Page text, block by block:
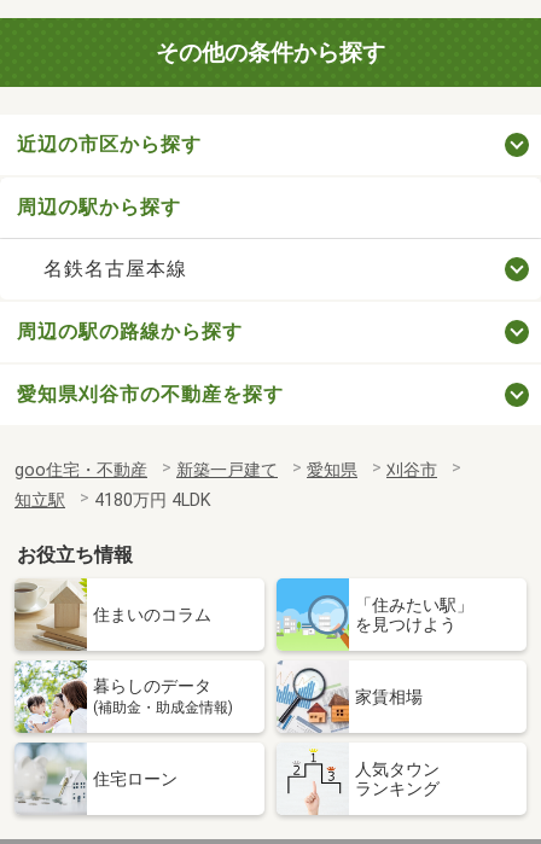
その他の条件から探す
近辺の市区から探す
周辺の駅から探す
名鉄名古屋本線
周辺の駅の路線から探す
愛知県刈谷市の不動産を探す
goo住宅・不動産 新築一戸建て 愛知県
刈谷市
知立駅
4180万円 4LDK
お役立ち情報
住まいのコラム
「住みたい駅」
を見つけよう
暮らしのデータ
(補助金・助成金情報)
家賃相場
住宅ローン
人気タウン
ランキング